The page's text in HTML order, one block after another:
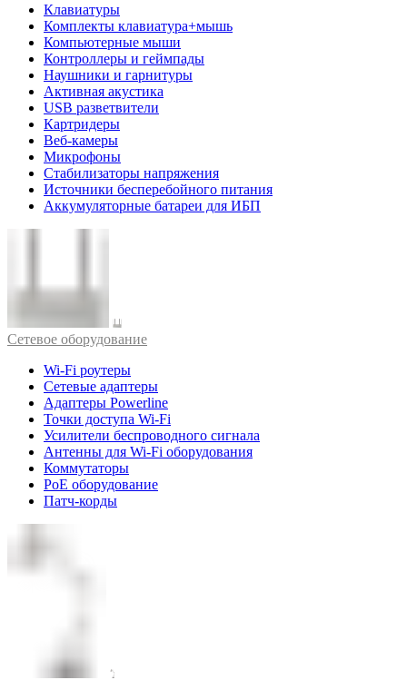
Клавиатуры
Комплекты клавиатура+мышь
Компьютерные мыши
Контроллеры и геймпады
Наушники и гарнитуры
Активная акустика
USB разветвители
Картридеры
Веб-камеры
Микрофоны
Стабилизаторы напряжения
Источники бесперебойного питания
Аккумуляторные батареи для ИБП
Cетевое оборудование
Wi-Fi роутеры
Сетевые адаптеры
Адаптеры Powerline
Точки доступа Wi-Fi
Усилители беспроводного сигнала
Антенны для Wi-Fi оборудования
Коммутаторы
PoE оборудование
Патч-корды